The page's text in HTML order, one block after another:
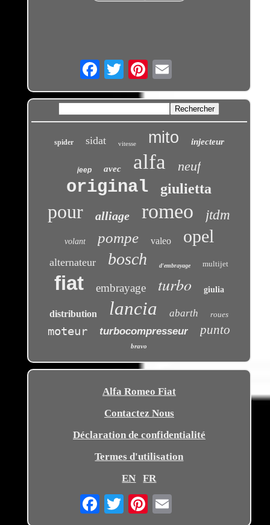
Email
spider sidat vitesse mito injecteur
jeep avec alfa neuf
original giulietta
pour alliage romeo jtdm
volant pompe valeo opel
alternateur bosch d'embrayage multijet
fiat embrayage turbo giulia
distribution lancia abarth roues
moteur turbocompresseur punto
bravo
Alfa Romeo Fiat
Contactez Nous
Déclaration de confidentialité
Termes d'utilisation
EN
FR